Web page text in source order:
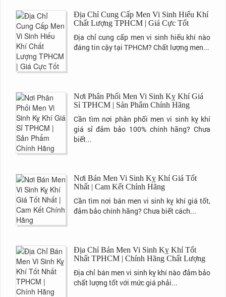
Địa Chỉ Cung Cấp Men Vi Sinh Hiếu Khí
Chất Lượng TPHCM | Giá Cực Tốt
Địa chỉ cung cấp men vi sinh hiếu khí nào
đáng tin cậy tại TPHCM? Chất lượng men...
Nơi Phân Phối Men Vi Sinh Kỵ Khí Giá
Sỉ TPHCM | Sản Phẩm Chính Hãng
Cần tìm nơi phân phối men vi sinh kỵ khí
giá sỉ đảm bảo 100% chính hãng? Chưa
biết...
Nơi Bán Men Vi Sinh Kỵ Khí Giá Tốt
Nhất | Cam Kết Chính Hãng
Cần tìm nơi bán men vi sinh kỵ khí giá tốt,
đảm bảo chính hãng? Chưa biết cách...
Địa Chỉ Bán Men Vi Sinh Kỵ Khí Tốt
Nhất TPHCM | Chính Hãng Chất Lượng
Địa chỉ bán men vi sinh kỵ khí nào đảm bảo
chất lượng tốt với mức giá phải...